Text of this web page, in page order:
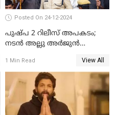
Posted On 24-12-2024
പുഷ്പ 2 റിലീസ് അപകടം;
നടന്‍ അല്ലു അര്‍ജുൻ
മുന്നിൽ ഹാജരായി
1 Min Read View All